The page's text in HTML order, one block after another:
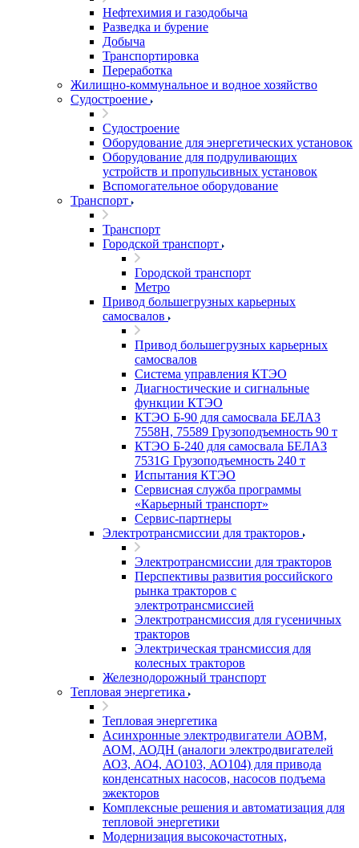
Нефтехимия и газодобыча
Разведка и бурение
Добыча
Транспортировка
Переработка
Жилищно-коммунальное и водное хозяйство
Судостроение
Судостроение
Оборудование для энергетических установок
Оборудование для подруливающих
устройств и пропульсивных установок
Вспомогательное оборудование
Транспорт
Транспорт
Городской транспорт
Городской транспорт
Метро
Привод большегрузных карьерных
самосвалов
Привод большегрузных карьерных
самосвалов
Система управления КТЭО
Диагностические и сигнальные
функции КТЭО
КТЭО Б-90 для самосвала БЕЛАЗ
7558H, 75589 Грузоподъемность 90 т
КТЭО Б-240 для самосвала БЕЛАЗ
7531G Грузоподъемность 240 т
Испытания КТЭО
Сервисная служба программы
«Карьерный транспорт»
Сервис-партнеры
Электротрансмиссии для тракторов
Электротрансмиссии для тракторов
Перспективы развития российского
рынка тракторов с
электротрансмиссией
Электротрансмиссия для гусеничных
тракторов
Электрическая трансмиссия для
колесных тракторов
Железнодорожный транспорт
Тепловая энергетика
Тепловая энергетика
Асинхронные электродвигатели АОВМ,
АОМ, АОДН (аналоги электродвигателей
АО3, АО4, АО103, АО104) для привода
конденсатных насосов, насосов подъема
эжекторов
Комплексные решения и автоматизация для
тепловой энергетики
Модернизация высокочастотных,